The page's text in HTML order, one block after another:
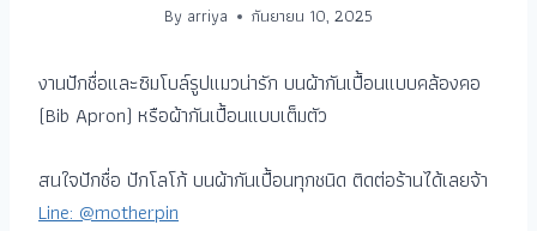
By arriya กันยายน 10, 2025
งานปักชื่อและซิมโบล์รูปแมวน่ารัก บนผ้ากันเปื้อนแบบคล้องคอ
(Bib Apron) หรือผ้ากันเปื้อนแบบเต็มตัว
สนใจปักชื่อ ปักโลโก้ บนผ้ากันเปื้อนทุกชนิด ติดต่อร้านได้เลยจ้า
Line: @motherpin